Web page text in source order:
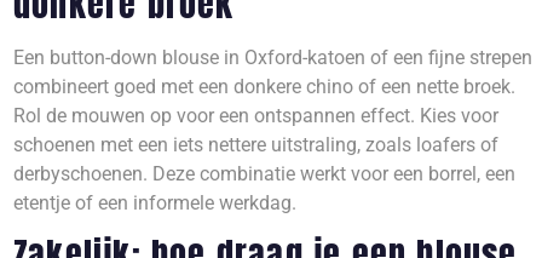
Een button-down blouse in Oxford-katoen of een fijne strepen
combineert goed met een donkere chino of een nette broek.
Rol de mouwen op voor een ontspannen effect. Kies voor
schoenen met een iets nettere uitstraling, zoals loafers of
derbyschoenen. Deze combinatie werkt voor een borrel, een
etentje of een informele werkdag.